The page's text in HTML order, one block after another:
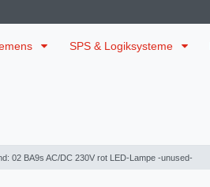
SPS & Logiksysteme
02 BA9s AC/DC 230V rot LED-Lampe -unused-